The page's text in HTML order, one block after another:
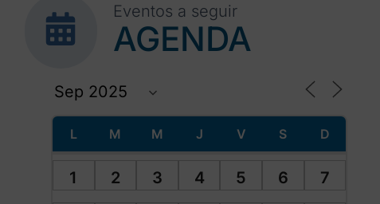
Eventos a seguir
AGENDA
L M M J V S D
1 2 3 4 5 6 7